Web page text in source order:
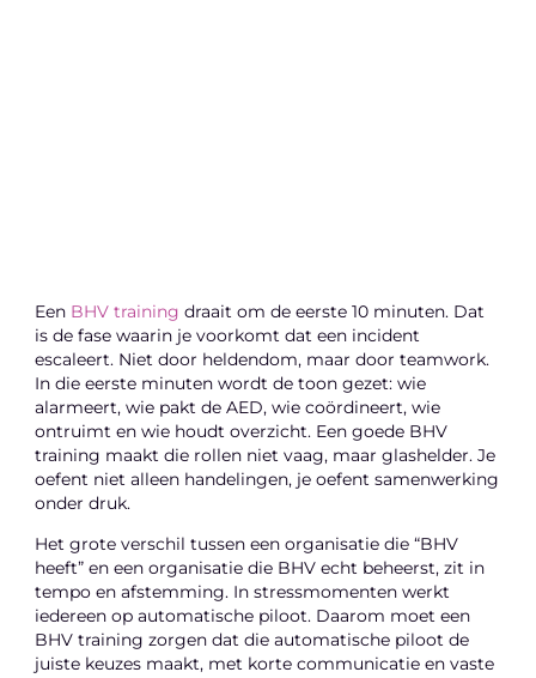
Een BHV training draait om de eerste 10 minuten. Dat
is de fase waarin je voorkomt dat een incident
escaleert. Niet door heldendom, maar door teamwork.
In die eerste minuten wordt de toon gezet: wie
alarmeert, wie pakt de AED, wie coördineert, wie
ontruimt en wie houdt overzicht. Een goede BHV
training maakt die rollen niet vaag, maar glashelder. Je
oefent niet alleen handelingen, je oefent samenwerking
onder druk.
Het grote verschil tussen een organisatie die “BHV
heeft” en een organisatie die BHV echt beheerst, zit in
tempo en afstemming. In stressmomenten werkt
iedereen op automatische piloot. Daarom moet een
BHV training zorgen dat die automatische piloot de
juiste keuzes maakt, met korte communicatie en vaste